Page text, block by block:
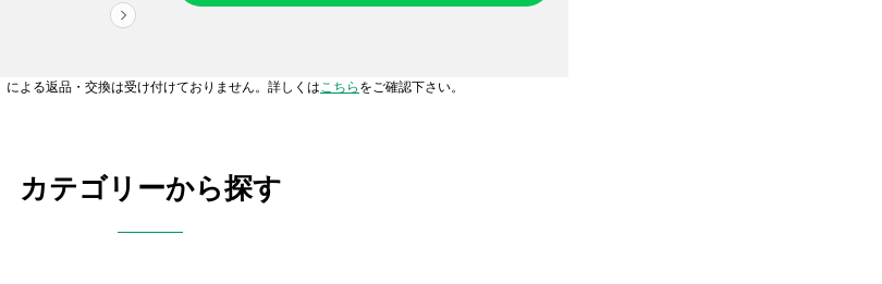
よる返品・交換は受け付けておりません。詳しくはこちら をご確認下さい。
カテゴリーから探す